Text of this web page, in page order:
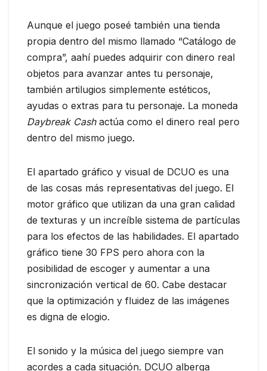
Aunque el juego poseé también una tienda
propia dentro del mismo llamado “Catálogo de
compra”, aahí puedes adquirir con dinero real
objetos para avanzar antes tu personaje,
también artilugios simplemente estéticos,
ayudas o extras para tu personaje. La moneda
Daybreak Cashactúa como el dinero real pero
dentro del mismo juego.
El apartado gráfico y visual de DCUO es una
de las cosas más representativas del juego. El
motor gráfico que utilizan da una gran calidad
de texturas y un increíble sistema de partículas
para los efectos de las habilidades. El apartado
gráfico tiene 30 FPS pero ahora con la
posibilidad de escoger y aumentar a una
sincronización vertical de 60. Cabe destacar
que la optimización y fluidez de las imágenes
es digna de elogio.
El sonido y la música del juego siempre van
acordes a cada situación. DCUO alberga